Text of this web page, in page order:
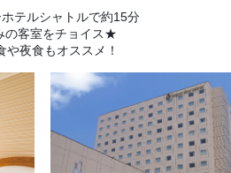
テルシャトルで約15分
の客室をチョイス★
夜食もオススメ！